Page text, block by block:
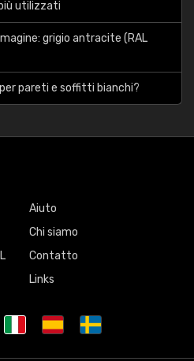
utilizzati
grigio antracite (RAL
pareti e soffitti bianchi?
Aiuto
Chi siamo
Contatto
Links